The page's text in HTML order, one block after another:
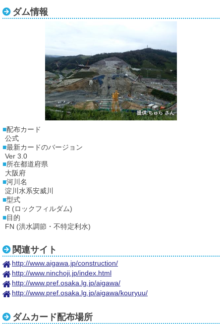
ダム情報
提供:ちゅら さん
配布カード
公式
最新カードのバージョン
Ver 3.0
所在都道府県
大阪府
河川名
淀川水系安威川
型式
R (ロックフィルダム)
目的
FN (洪水調節・不特定利水)
関連サイト
http://www.aigawa.jp/construction/
http://www.ninchoji.jp/index.html
http://www.pref.osaka.lg.jp/aigawa/
http://www.pref.osaka.lg.jp/aigawa/kouryuu/
ダムカード配布場所